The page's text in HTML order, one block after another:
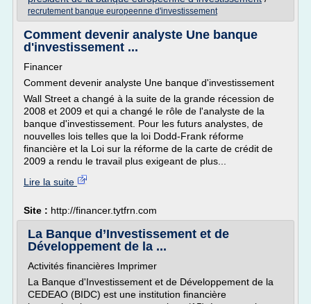
recrutement banque europeenne d'investissement
Comment devenir analyste Une banque
d'investissement ...
Financer
Comment devenir analyste Une banque d'investissement
Wall Street a changé à la suite de la grande récession de
2008 et 2009 et qui a changé le rôle de l'analyste de la
banque d'investissement. Pour les futurs analystes, de
nouvelles lois telles que la loi Dodd-Frank réforme
financière et la Loi sur la réforme de la carte de crédit de
2009 a rendu le travail plus exigeant de plus...
Lire la suite
Site : http://financer.tytfrn.com
La Banque d’Investissement et de
Développement de la ...
Activités financières Imprimer
La Banque d'Investissement et de Développement de la
CEDEAO (BIDC) est une institution financière